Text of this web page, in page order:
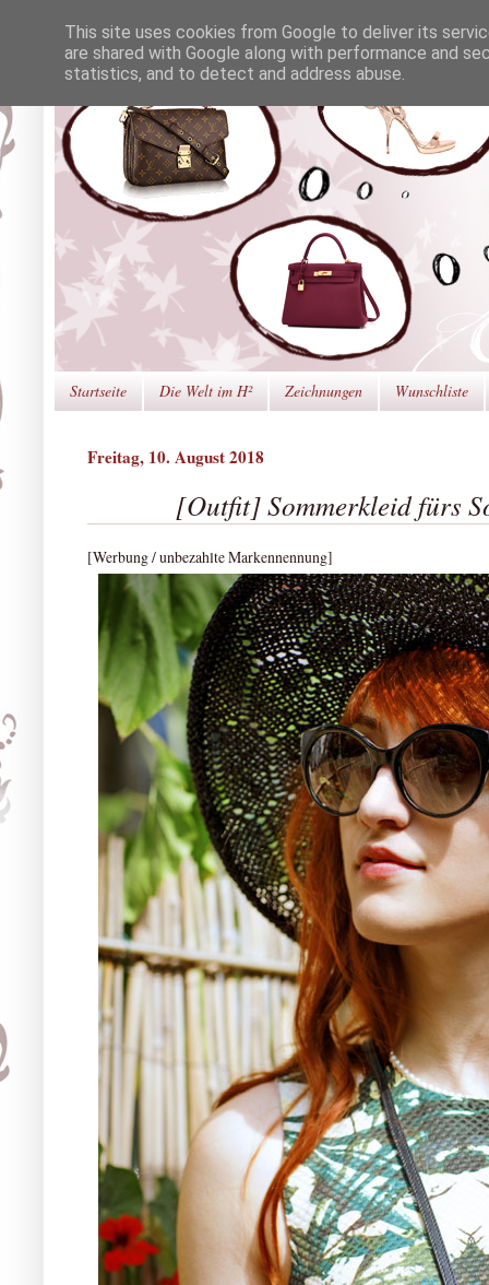
Startseite Die Welt im H² Zeichnungen Wunschliste
Freitag, 10. August 2018
[Outfit] Sommerkleid fürs
[Werbung / unbezahlte Markennennung]
This site uses cookies from Google to deliver its
are shared with Google along with performance and
statistics, and to detect and address abuse.